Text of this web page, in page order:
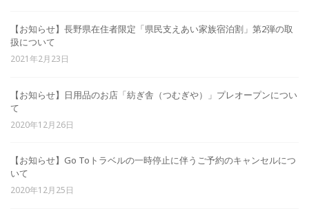
【お知らせ】長野県在住者限定「県民支えあい家族宿泊割」第2弾の取
扱について
2021年2月23日
【お知らせ】日用品のお店「紡ぎ舎（つむぎや）」プレオープンについ
て
2020年12月26日
【お知らせ】Go Toトラベルの一時停止に伴うご予約のキャンセルにつ
いて
2020年12月25日